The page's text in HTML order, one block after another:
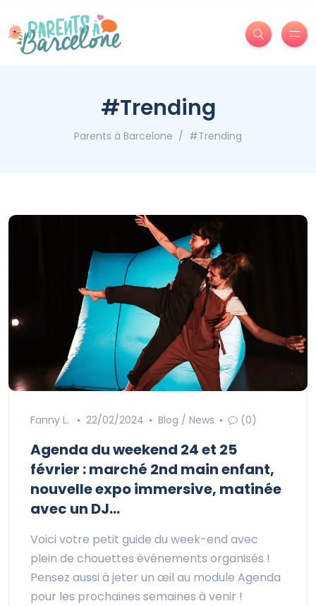
#Trending
Parents à Barcelone #Trending
Fanny L. 22/02/2024 Blog / News (0)
Agenda du weekend 24 et 25
février : marché 2nd main enfant,
nouvelle expo immersive, matinée
avec un DJ…
Voici votre petit guide du week-end avec
plein de chouettes événements organisés !
Pensez aussi à jeter un œil au module Agenda
pour les prochaines semaines à venir !